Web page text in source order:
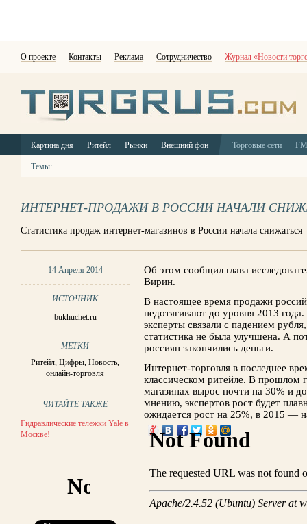
О проекте Контакты Реклама Сотрудничество Журнал «Новости
Картина дня Ритейл Рынки Внешний фон Торговые сети
Темы:
ИНТЕРНЕТ-ПРОДАЖИ В РОССИИ НАЧАЛИ
Статистика продаж интернет-магазинов в России начала снижаться
14 Апреля 2014
ИСТОЧНИК
bukhuchet.ru
МЕТКИ
Ритейл,Цифры,Новость,
онлайн-торговля
ЧИТАЙТЕ ТАКЖЕ
Гидравлические тележки Yale в
Москве!
Об этом сообщил глава
Вирин.
В настоящее время продажи
недотягивают до уровня 2013
эксперты связали с падением
статистика не была улучшена. А
россиян закончились деньги.
Интернет-торговля в последнее
классическом ритейле. В прошлом
магазинах вырос почти на 30% и
мнению, экспертов рост будет
ожидается рост на 25%, в 2015 —